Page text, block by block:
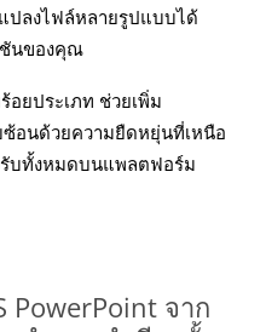
ปลงไฟล์หลายรูปแบบได้
ชันของคุณ
อยประเภท ช่วยเพิ่ม
อนด้วยความยืดหยุ่นที่เหนือ
รับทั้งหมดบนแพลตฟอร์ม
PowerPoint จาก